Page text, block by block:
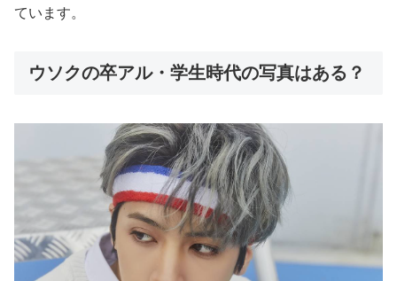
ています。
ウソクの卒アル・学生時代の写真はある？